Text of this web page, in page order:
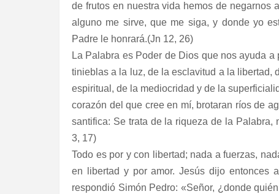
de frutos en nuestra vida hemos de negarnos
alguno me sirve, que me siga, y donde yo
Padre le honrará.(Jn 12, 26)
La Palabra es Poder de Dios que nos ayuda
tinieblas a la luz, de la esclavitud a la libertad,
espiritual, de la mediocridad y de la
corazón del que cree en mí, brotaran ríos de
santifica: Se trata de la riqueza de la
3, 17)
Todo es por y con libertad; nada a fuerzas,
en libertad y por amor. Jesús dijo entonces
respondió Simón Pedro: «Señor, ¿donde